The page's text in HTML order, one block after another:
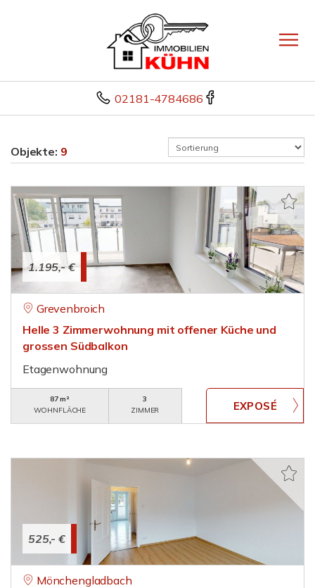
02181-4784686
Objekte: 9
1.195,- €
Grevenbroich
Helle 3 Zimmerwohnung mit offener Küche und
grossen Südbalkon
Etagenwohnung
87 m²
WOHNFLÄCHE
3
ZIMMER
525,- €
Mönchengladbach